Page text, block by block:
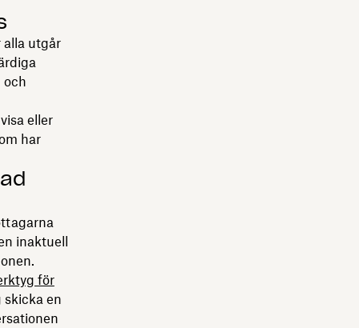
utgår
och
eller
har
inaktuell
för
en